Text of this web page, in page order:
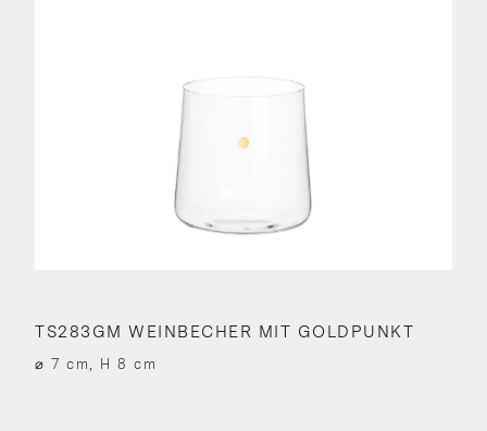
TS283GM WEINBECHER MIT GOLDPUNKT
⌀ 7 cm, H 8 cm